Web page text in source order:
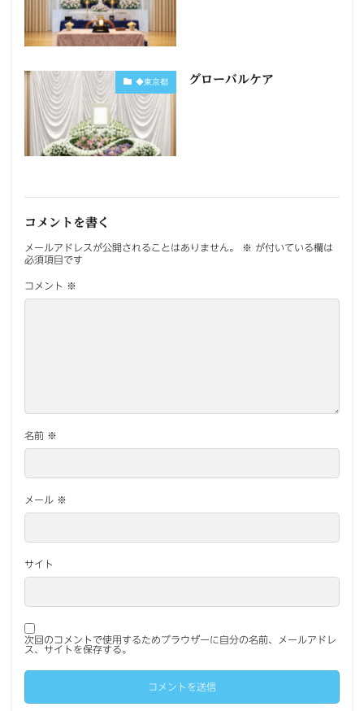
◆東京都 グローバルケア
コメントを書く
メールアドレスが公開されることはありません。 ※ が付いている欄は
必須項目です
コメント ※
名前 ※
メール ※
サイト
次回のコメントで使用するためブラウザーに自分の名前、メールアドレ
ス、サイトを保存する。